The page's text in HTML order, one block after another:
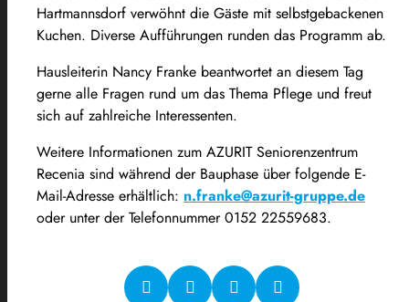
Hartmannsdorf verwöhnt die Gäste mit selbstgebackenen
Kuchen. Diverse Aufführungen runden das Programm ab.
Hausleiterin Nancy Franke beantwortet an diesem Tag
gerne alle Fragen rund um das Thema Pflege und freut
sich auf zahlreiche Interessenten.
Weitere Informationen zum AZURIT Seniorenzentrum
Recenia sind während der Bauphase über folgende E-
Mail-Adresse erhältlich: n.franke@azurit-gruppe.de
oder unter der Telefonnummer 0152 22559683.